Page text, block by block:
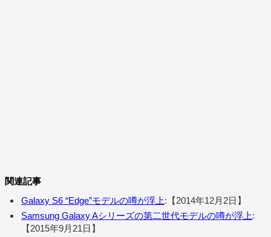
関連記事
Galaxy S6 “Edge”モデルの噂が浮上:【2014年12月2日】
Samsung Galaxy Aシリーズの第二世代モデルの噂が浮上:
【2015年9月21日】